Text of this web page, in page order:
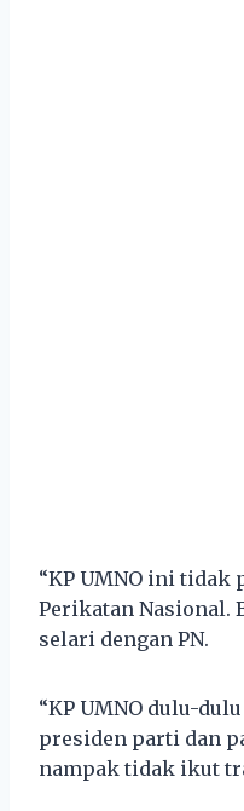
“KP UMNO ini
Perikatan Nasional.
selari dengan PN.
“KP UMNO dulu-
presiden parti dan
nampak tidak ikut